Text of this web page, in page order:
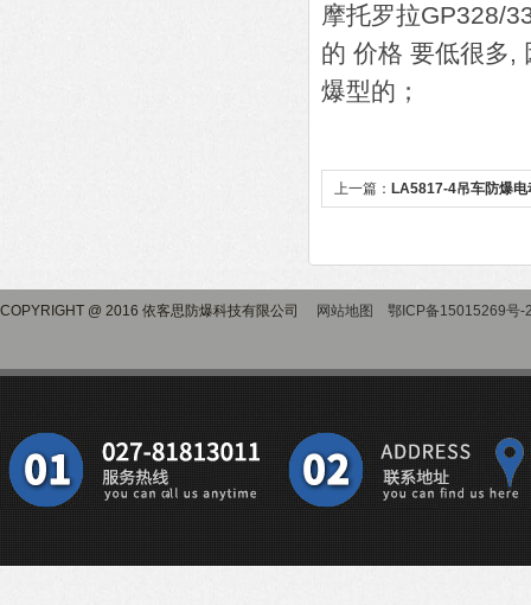
摩托罗拉GP328/
的 价格 要低很多,
爆型的；
上一篇： LA5817-4吊车防爆电
COPYRIGHT @ 2016 依客思防爆科技有限公司 网站地图 鄂ICP备15015269号-